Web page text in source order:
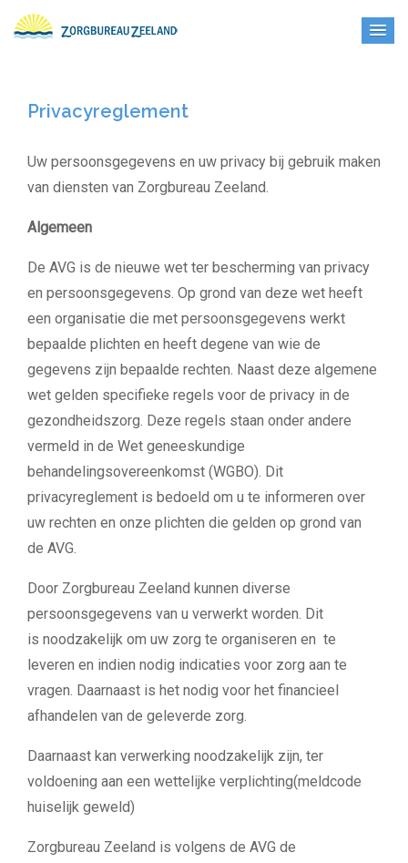
Privacyreglement
Uw persoonsgegevens en uw privacy bij gebruik maken
van diensten van Zorgbureau Zeeland.
Algemeen
De AVG is de nieuwe wet ter bescherming van privacy
en persoonsgegevens. Op grond van deze wet heeft
een organisatie die met persoonsgegevens werkt
bepaalde plichten en heeft degene van wie de
gegevens zijn bepaalde rechten. Naast deze algemene
wet gelden specifieke regels voor de privacy in de
gezondheidszorg. Deze regels staan onder andere
vermeld in de Wet geneeskundige
behandelingsovereenkomst (WGBO). Dit
privacyreglement is bedoeld om u te informeren over
uw rechten en onze plichten die gelden op grond van
de AVG.
Door Zorgbureau Zeeland kunnen diverse
persoonsgegevens van u verwerkt worden. Dit
is noodzakelijk om uw zorg te organiseren en te
leveren en indien nodig indicaties voor zorg aan te
vragen. Daarnaast is het nodig voor het financieel
afhandelen van de geleverde zorg.
Daarnaast kan verwerking noodzakelijk zijn, ter
voldoening aan een wettelijke verplichting(meldcode
huiselijk geweld)
Zorgbureau Zeeland is volgens de AVG de